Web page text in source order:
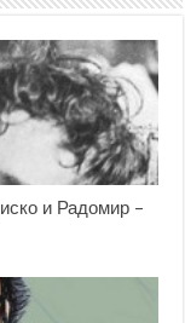
и Радомир –